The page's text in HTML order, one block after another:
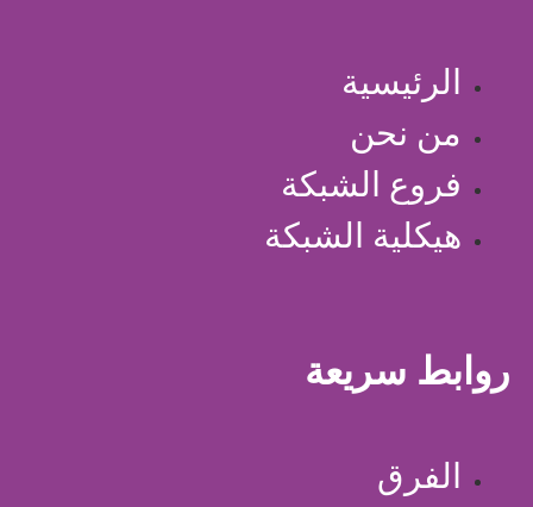
الرئيسية
من نحن
فروع الشبكة
هيكلية الشبكة
روابط سريعة
الفرق